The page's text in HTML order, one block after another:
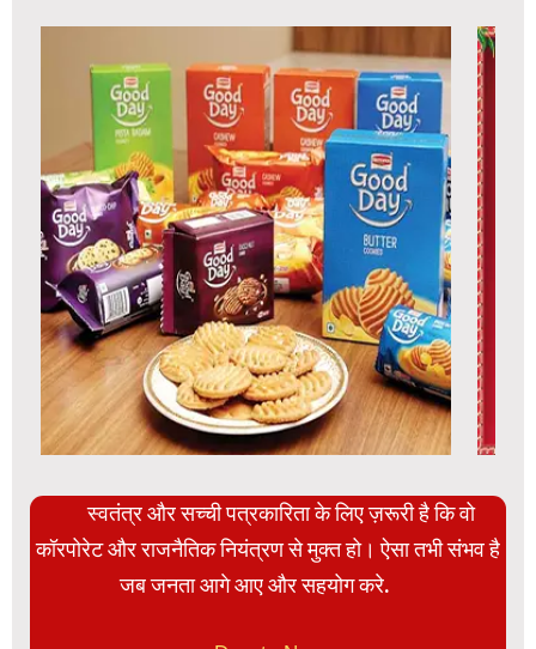
स्वतंत्र और सच्ची पत्रकारिता के लिए ज़रूरी है कि वो
कॉरपोरेट और राजनैतिक नियंत्रण से मुक्त हो। ऐसा तभी संभव है
जब जनता आगे आए और सहयोग करे.